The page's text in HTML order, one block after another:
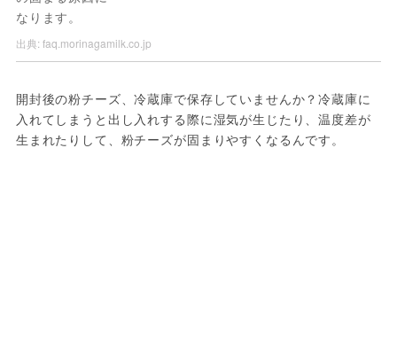
なります。
出典: faq.morinagamilk.co.jp
開封後の粉チーズ、冷蔵庫で保存していませんか？冷蔵庫に
入れてしまうと出し入れする際に湿気が生じたり、温度差が
生まれたりして、粉チーズが固まりやすくなるんです。